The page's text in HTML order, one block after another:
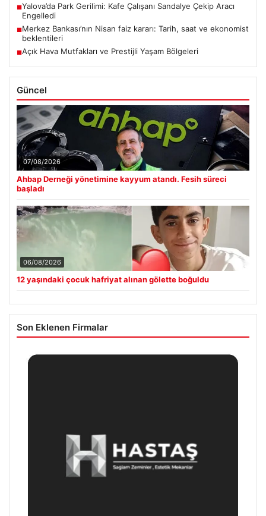
■Yalova’da Park Gerilimi: Kafe Çalışanı Sandalye Çekip Aracı
Engelledi
■Merkez Bankası’nın Nisan faiz kararı: Tarih, saat ve ekonomist
beklentileri
■Açık Hava Mutfakları ve Prestijli Yaşam Bölgeleri
Güncel
07/08/2026
Ahbap Derneği yönetimine kayyum atandı. Fesih süreci
başladı
06/08/2026
12 yaşındaki çocuk hafriyat alınan gölette boğuldu
Son Eklenen Firmalar